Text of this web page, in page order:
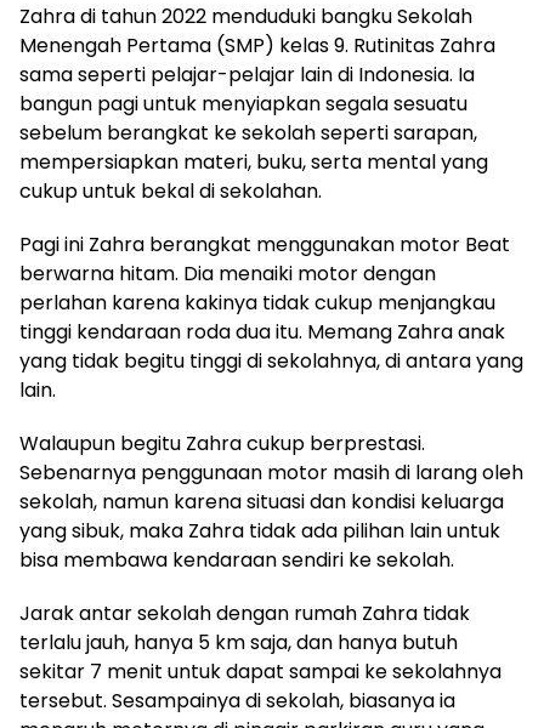
Zahra di tahun 2022 menduduki bangku Sekolah
Menengah Pertama (SMP) kelas 9. Rutinitas Zahra
sama seperti pelajar-pelajar lain di Indonesia. Ia
bangun pagi untuk menyiapkan segala sesuatu
sebelum berangkat ke sekolah seperti sarapan,
mempersiapkan materi, buku, serta mental yang
cukup untuk bekal di sekolahan.
Pagi ini Zahra berangkat menggunakan motor Beat
berwarna hitam. Dia menaiki motor dengan
perlahan karena kakinya tidak cukup menjangkau
tinggi kendaraan roda dua itu. Memang Zahra anak
yang tidak begitu tinggi di sekolahnya, di antara yang
lain.
Walaupun begitu Zahra cukup berprestasi.
Sebenarnya penggunaan motor masih di larang oleh
sekolah, namun karena situasi dan kondisi keluarga
yang sibuk, maka Zahra tidak ada pilihan lain untuk
bisa membawa kendaraan sendiri ke sekolah.
Jarak antar sekolah dengan rumah Zahra tidak
terlalu jauh, hanya 5 km saja, dan hanya butuh
sekitar 7 menit untuk dapat sampai ke sekolahnya
tersebut. Sesampainya di sekolah, biasanya ia